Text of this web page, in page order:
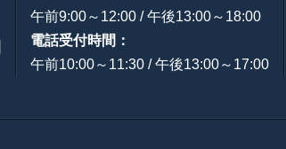
午前9:00～12:00 / 午後13:00～18:00
電話受付時間：
午前10:00～11:30 / 午後13:00～17:00